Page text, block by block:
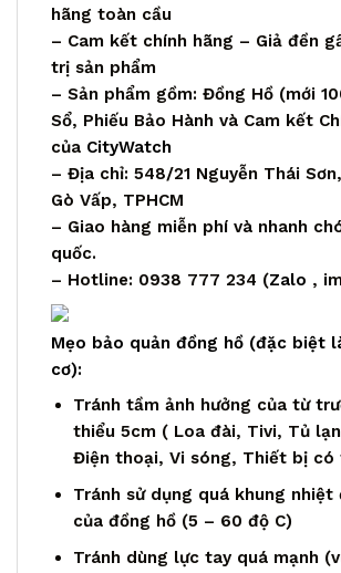
hãng toàn cầu
– Cam kết chính hãng – Giả đền
trị sản phẩm
– Sản phẩm gồm: Đồng Hồ (mới
Sổ, Phiếu Bảo Hành và Cam kết
của CityWatch
– Địa chỉ: 548/21 Nguyễn Thái
Gò Vấp, TPHCM
– Giao hàng miễn phí và nhanh
quốc.
– Hotline: 0938 777 234 (Zalo ,
Mẹo bảo quản đồng hồ (đặc biệt
cơ):
Tránh tầm ảnh hưởng của từ
thiểu 5cm ( Loa đài, Tivi, Tủ
Điện thoại, Vi sóng, Thiết bị
Tránh sử dụng quá khung nhiệt
của đồng hồ (5 – 60 độ C)
Tránh dùng lực tay quá mạnh